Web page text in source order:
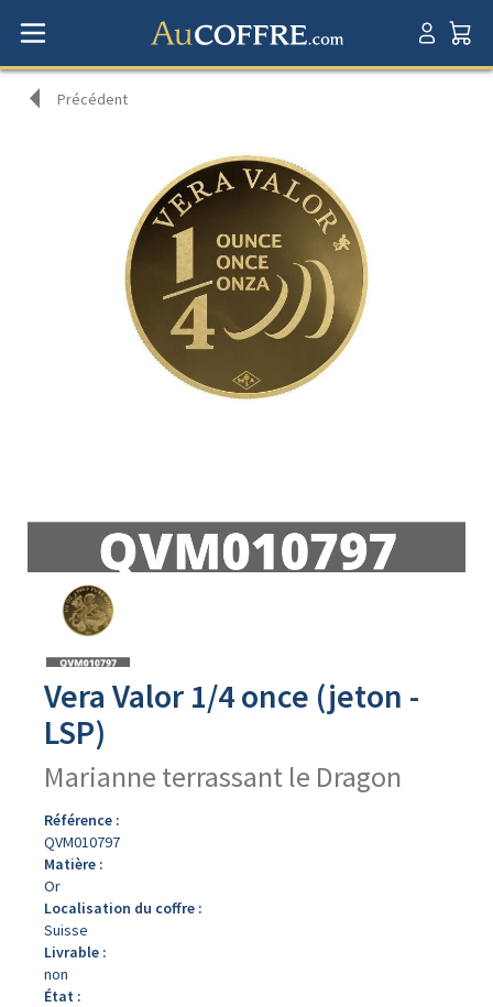
Précédent
produit
Vera Valor 1/4 once (jeton -
LSP)
Marianne terrassant le Dragon
Référence :
QVM010797
Matière :
Or
Localisation du coffre :
Suisse
Livrable :
non
État :